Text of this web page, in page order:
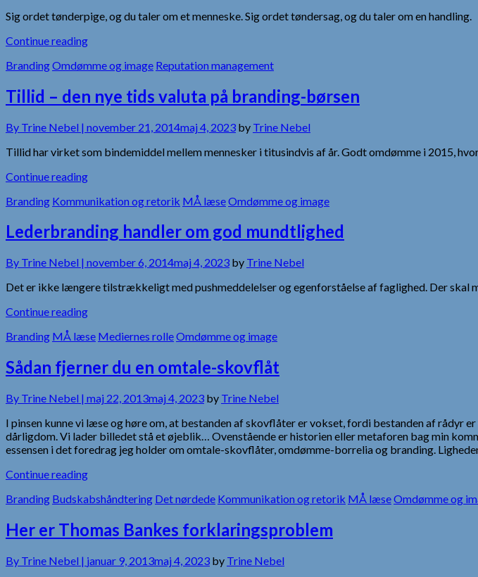
Sig ordet tønderpige, og du taler om et menneske. Sig ordet tøndersag, og du taler om en handling.
Continue reading
BrandingOmdømme og image Reputation management
Tillid – den nye tids valuta på branding-børsen
By Trine Nebel | november 21, 2014maj 4, 2023 by Trine Nebel
Tillid har virket som bindemiddel mellem mennesker i titusindvis af år. Godt omdømme i 2015,
Continue reading
Branding Kommunikation og retorik MÅ læseOmdømme og image
Lederbranding handler om god mundtlighed
By Trine Nebel | november 6, 2014maj 4, 2023 by Trine Nebel
Det er ikke længere tilstrækkeligt med pushmeddelelser og egenforståelse af faglighed. Der skal
Continue reading
Branding MÅ læse Mediernes rolleOmdømme og image
Sådan fjerner du en omtale-skovflåt
By Trine Nebel | maj 22, 2013maj 4, 2023 by Trine Nebel
I pinsen kunne vi læse og høre om, at bestanden af skovflåter er vokset, fordi bestanden af
dårligdom. Vi lader billedet stå et øjeblik… Ovenstående er historien eller metaforen bag min
essensen i det foredrag jeg holder om omtale-skovflåter, omdømme-borrelia og branding.
Continue reading
Branding Budskabshåndtering Det nørdede Kommunikation og retorik MÅ læseOmdømme og
Her er Thomas Bankes forklaringsproblem
By Trine Nebel | januar 9, 2013maj 4, 2023 by Trine Nebel